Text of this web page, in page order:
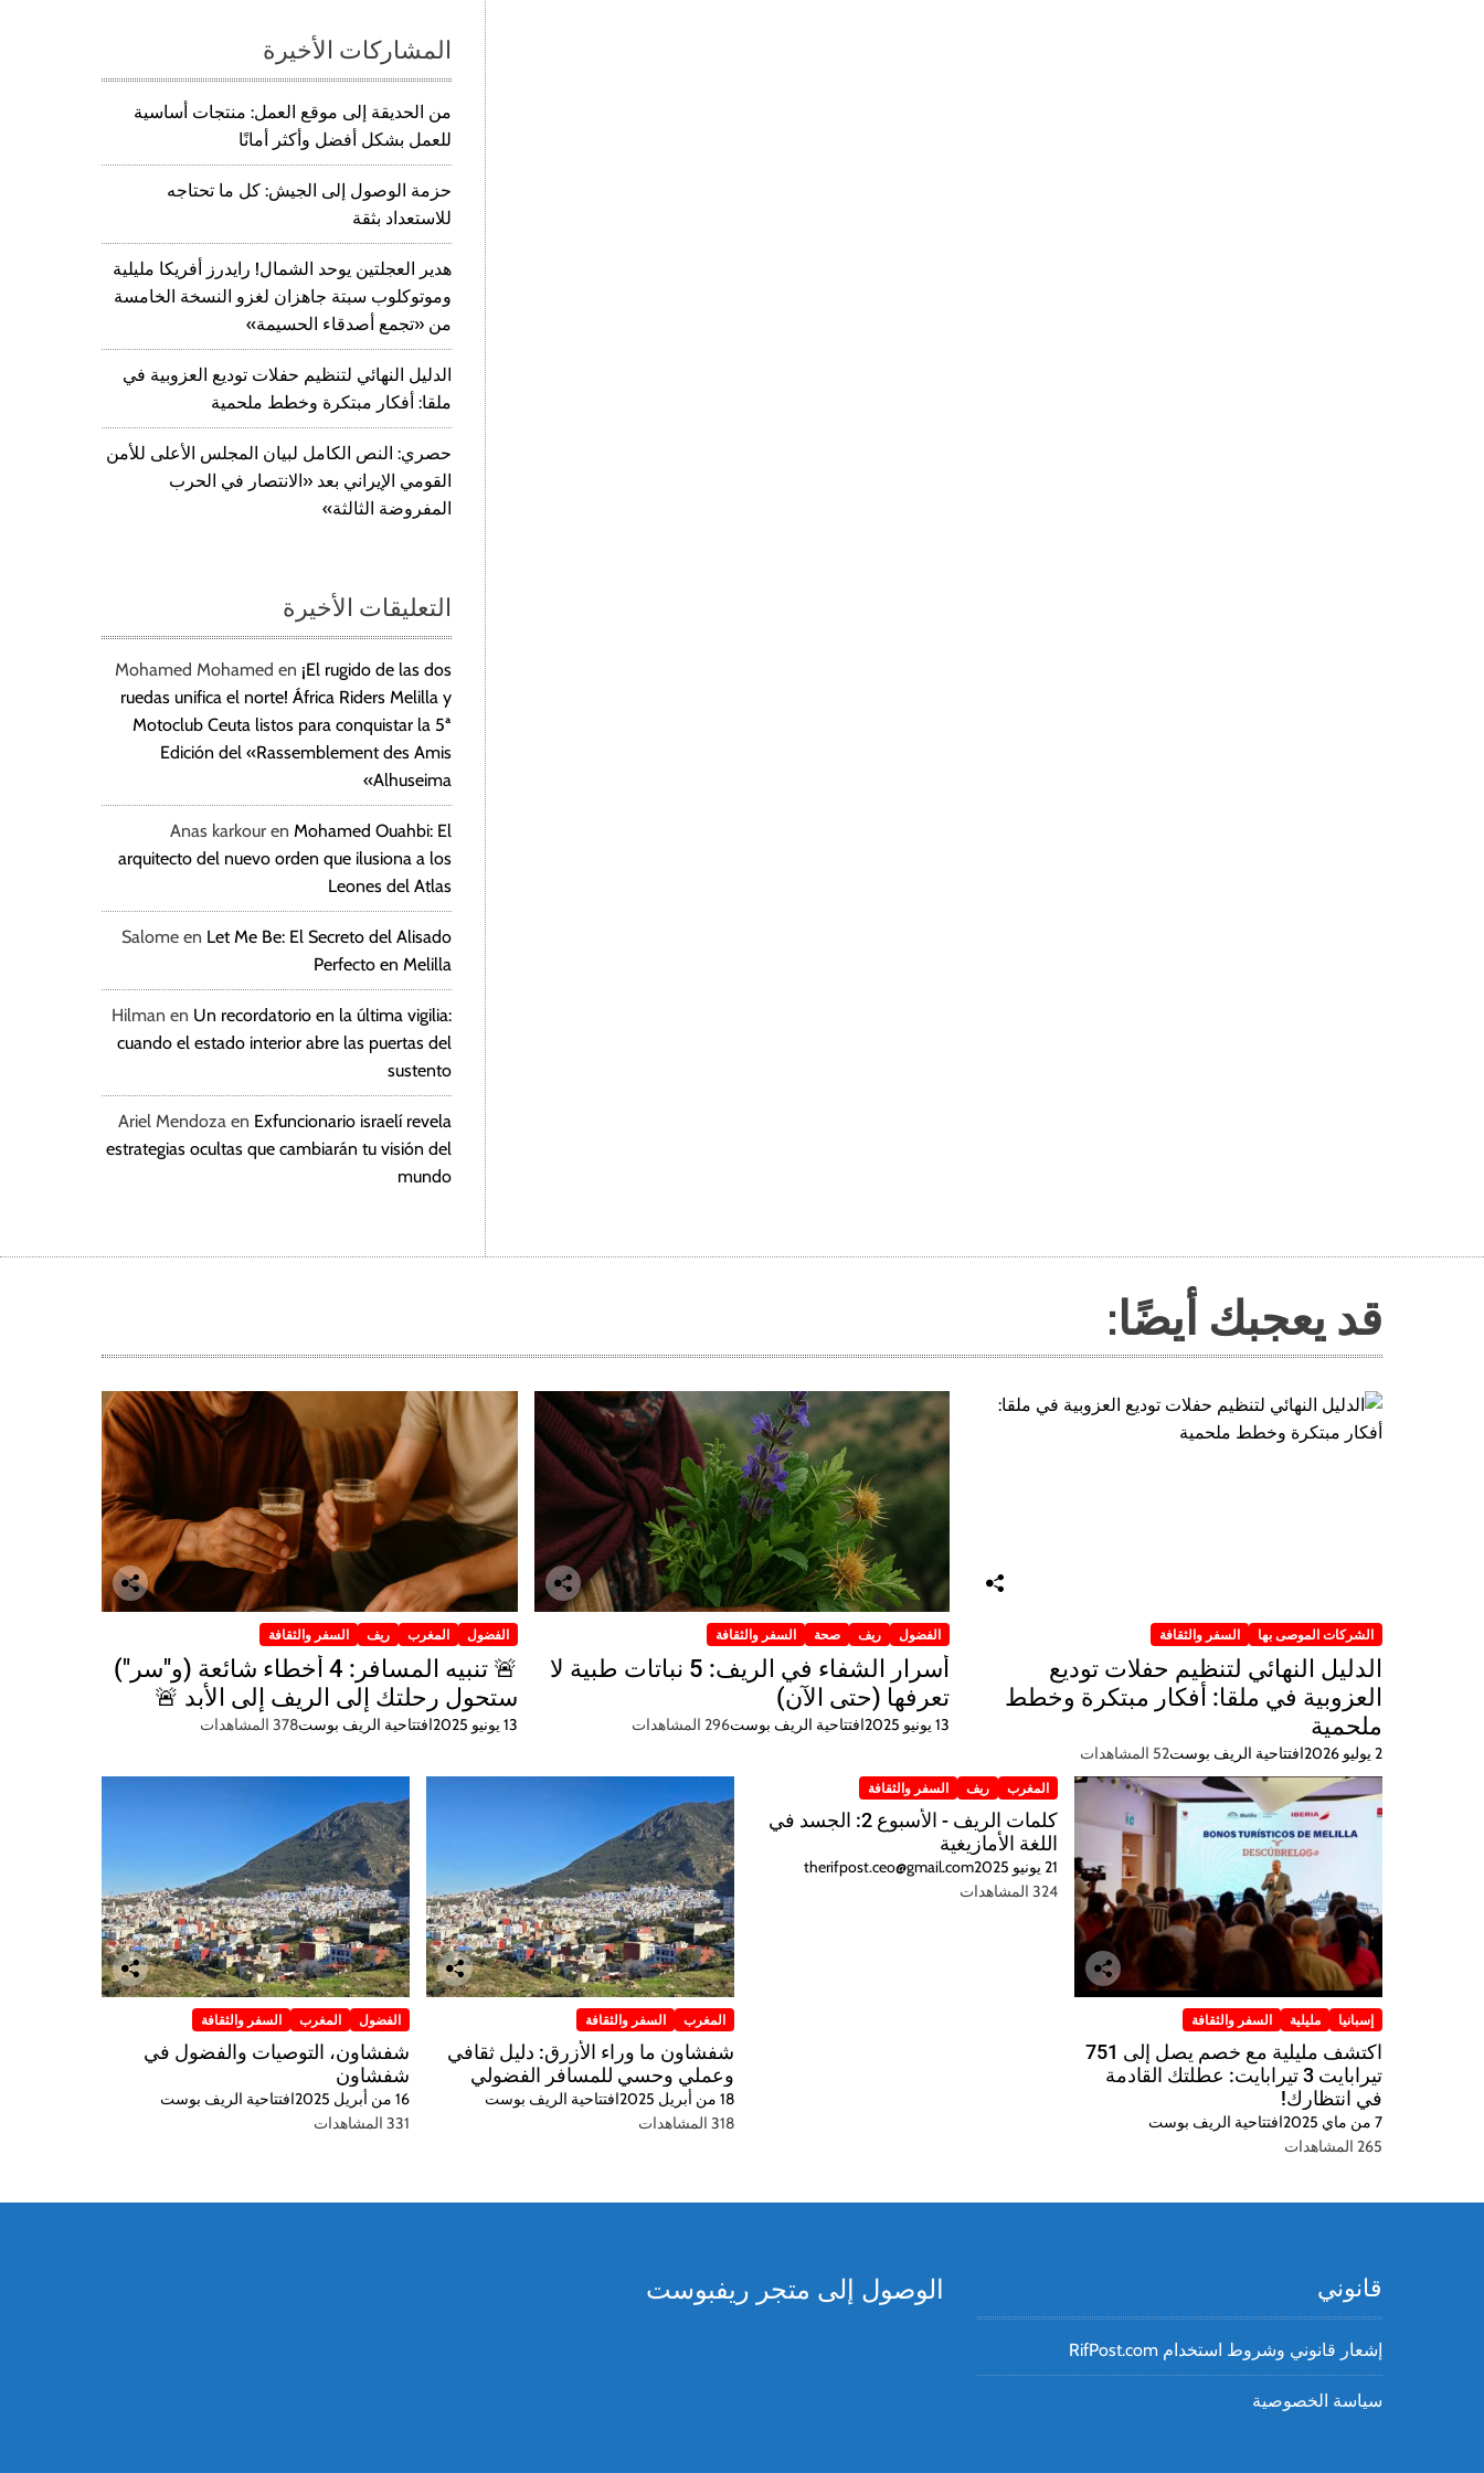
المشاركات الأخيرة
من الحديقة إلى موقع العمل: منتجات أساسية
للعمل بشكل أفضل وأكثر أمانًا
حزمة الوصول إلى الجيش: كل ما تحتاجه
للاستعداد بثقة
هدير العجلتين يوحد الشمال! رايدرز أفريكا مليلية
وموتوكلوب سبتة جاهزان لغزو النسخة الخامسة
من «تجمع أصدقاء الحسيمة»
الدليل النهائي لتنظيم حفلات توديع العزوبية في
ملقا: أفكار مبتكرة وخطط ملحمية
حصري: النص الكامل لبيان المجلس الأعلى للأمن
القومي الإيراني بعد «الانتصار في الحرب
المفروضة الثالثة»
التعليقات الأخيرة
Mohamed Mohamed en ¡El rugido de las dos
ruedas unifica el norte! África Riders Melilla y
Motoclub Ceuta listos para conquistar la 5ª
Edición del «Rassemblement des Amis
Alhuseima»
Anas karkour en Mohamed Ouahbi: El
arquitecto del nuevo orden que ilusiona a los
Leones del Atlas
Salome en Let Me Be: El Secreto del Alisado
Perfecto en Melilla
Hilman en Un recordatorio en la última vigilia:
cuando el estado interior abre las puertas del
sustento
Ariel Mendoza en Exfuncionario israelí revela
estrategias ocultas que cambiarán tu visión del
mundo
قد يعجبك أيضًا:
الشركات الموصى بها السفر والثقافة
الدليل النهائي لتنظيم حفلات توديع
العزوبية في ملقا: أفكار مبتكرة وخطط
ملحمية
2 يوليو 2026 افتتاحية الريف بوست52 المشاهدات
الفضول ريف صحة السفر والثقافة
أسرار الشفاء في الريف: 5 نباتات طبية لا
تعرفها (حتى الآن)
13 يونيو 2025 افتتاحية الريف بوست296 المشاهدات
الفضول المغرب ريف السفر والثقافة
🚨 تنبيه المسافر: 4 أخطاء شائعة (و"سر")
ستحول رحلتك إلى الريف إلى الأبد 🚨
13 يونيو 2025 افتتاحية الريف بوست378 المشاهدات
إسبانيا مليلية السفر والثقافة
اكتشف مليلية مع خصم يصل إلى 751
تيرابايت 3 تيرابايت: عطلتك القادمة
في انتظارك!
7 من ماي 2025
افتتاحية الريف بوست
265 المشاهدات
المغرب ريف السفر والثقافة
كلمات الريف - الأسبوع 2: الجسد في
اللغة الأمازيغية
21 يونيو 2025
therifpost.ceo@gmail.com
324 المشاهدات
المغرب السفر والثقافة
شفشاون ما وراء الأزرق: دليل ثقافي
وعملي وحسي للمسافر الفضولي
18 من أبريل 2025
افتتاحية الريف بوست
318 المشاهدات
الفضول المغرب السفر والثقافة
شفشاون، التوصيات والفضول في
شفشاون
16 من أبريل 2025
افتتاحية الريف بوست
331 المشاهدات
قانوني
إشعار قانوني وشروط استخدام RifPost.com
سياسة الخصوصية
الوصول إلى متجر ريفبوست